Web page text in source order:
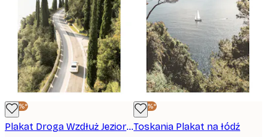
-40%*
Plakat Droga Wzdłuż Jeziora Garda
-40%*
Toskania Plakat na łódź